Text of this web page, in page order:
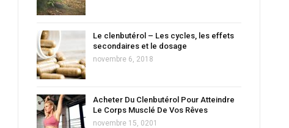
Le clenbutérol – Les cycles, les effets
secondaires et le dosage
novembre 6, 2018
Acheter Du Clenbutérol Pour Atteindre
Le Corps Musclé De Vos Rêves
novembre 15, 0201